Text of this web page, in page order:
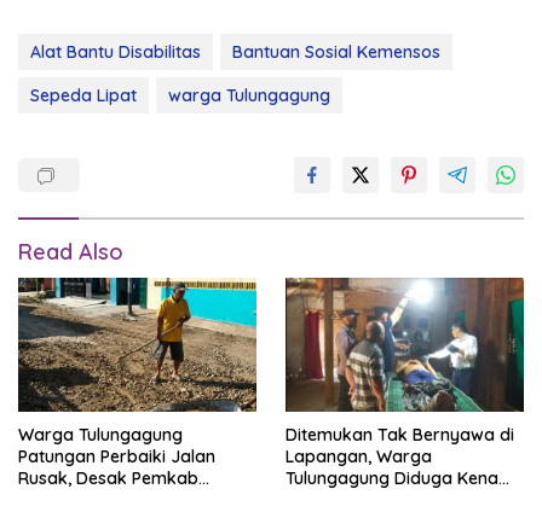
Alat Bantu Disabilitas
Bantuan Sosial Kemensos
Sepeda Lipat
warga Tulungagung
Read Also
Warga Tulungagung
Patungan Perbaiki Jalan
Rusak, Desak Pemkab
Ditemukan Tak Bernyawa di
Lapangan, Warga
Tulungagung Diduga Kena